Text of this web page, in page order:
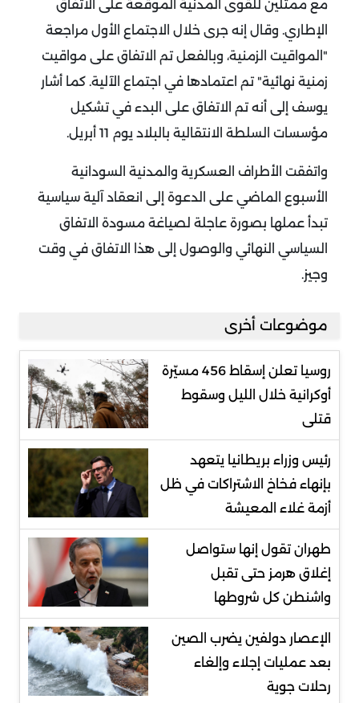
مع ممثلين للقوى المدنية الموقعة على الاتفاق
الإطاري. وقال إنه جرى خلال الاجتماع الأول مراجعة
"المواقيت الزمنية، وبالفعل تم الاتفاق على مواقيت
زمنية نهائية" تم اعتمادها في اجتماع الآلية. كما أشار
يوسف إلى أنه تم الاتفاق على البدء في تشكيل
مؤسسات السلطة الانتقالية بالبلاد يوم 11 أبريل.
واتفقت الأطراف العسكرية والمدنية السودانية
الأسبوع الماضي على الدعوة إلى انعقاد آلية سياسية
تبدأ عملها بصورة عاجلة لصياغة مسودة الاتفاق
السياسي النهائي والوصول إلى هذا الاتفاق في وقت
وجيز.
موضوعات أخرى
روسيا تعلن إسقاط 456 مسيّرة
أوكرانية خلال الليل وسقوط
قتلى
رئيس وزراء بريطانيا يتعهد
بإنهاء فخاخ الاشتراكات في ظل
أزمة غلاء المعيشة
طهران تقول إنها ستواصل
إغلاق هرمز حتى تقبل
واشنطن كل شروطها
الإعصار دولفين يضرب الصين
بعد عمليات إجلاء وإلغاء
رحلات جوية